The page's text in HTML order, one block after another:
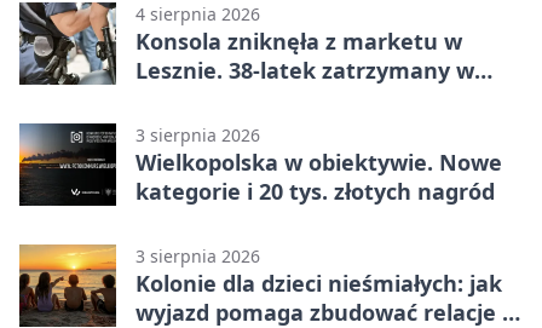
4 sierpnia 2026
Konsola zniknęła z marketu w
Lesznie. 38-latek zatrzymany w
3 sierpnia 2026
Wielkopolska w obiektywie. Nowe
kategorie i 20 tys. złotych nagród
3 sierpnia 2026
Kolonie dla dzieci nieśmiałych: jak
wyjazd pomaga zbudować relacje z